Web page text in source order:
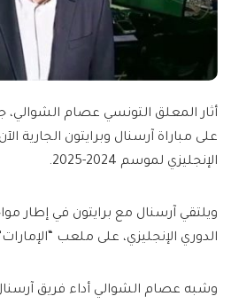
أثار المعلق التونسي عصام الشوالي،
على مباراة آرسنال وبرايتون الجارية
الإنجليزي لموسم 2024-2025.
ويلتقي آرسنال مع برايتون في إطار
الدوري الإنجليزي، على ملعب
وشبه عصام الشوالي أداء فريق